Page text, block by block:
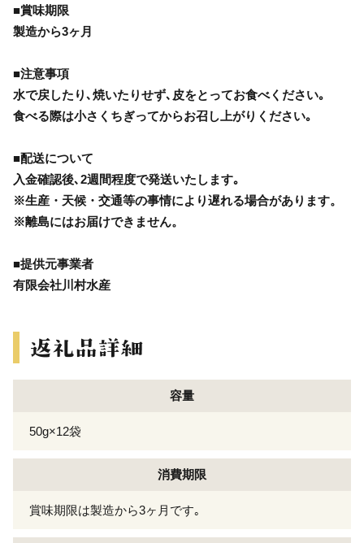
■賞味期限
製造から3ヶ月
■注意事項
水で戻したり､焼いたりせず､皮をとってお食べください｡
食べる際は小さくちぎってからお召し上がりください｡
■配送について
入金確認後､2週間程度で発送いたします｡
※生産・天候・交通等の事情により遅れる場合があります。
※離島にはお届けできません。
■提供元事業者
有限会社川村水産
容量
50g×12袋
消費期限
賞味期限は製造から3ヶ月です｡